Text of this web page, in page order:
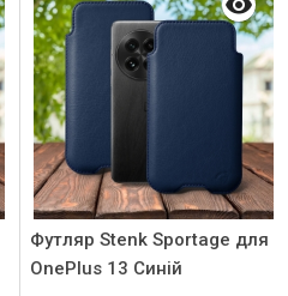
Футляр Stenk Sportage для
OnePlus 13 Синій